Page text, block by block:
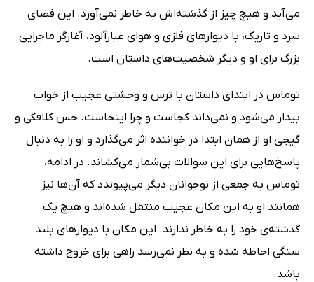
می‌آید و هیچ چیز از گذشته‌اش به خاطر نمی‌آورد. این فضای
سرد و تاریک، با دیوارهای فلزی و هوای غبارآلود، آغازگر ماجرایی
بزرگ برای او و دیگر شخصیت‌های داستان است.
توماس در ابتدای داستان با ترس و وحشتی عجیب از خواب
بیدار می‌شود و نمی‌داند کجاست و چرا اینجاست. حس کلافگی و
گیجی او از همان ابتدا در خواننده اثر می‌گذارد و او را به دنبال
پاسخ‌هایی برای این سوالات بی‌شمار می‌کشاند. در ادامه،
توماس به جمعی از نوجوانان دیگر می‌پیوندد که آن‌ها نیز
همانند او به این مکان عجیب منتقل شده‌اند و هیچ یک
گذشته‌ی خود را به خاطر ندارند. این مکان با دیوارهای بلند
سنگی احاطه شده و به نظر نمی‌رسد راهی برای خروج داشته
باشد.